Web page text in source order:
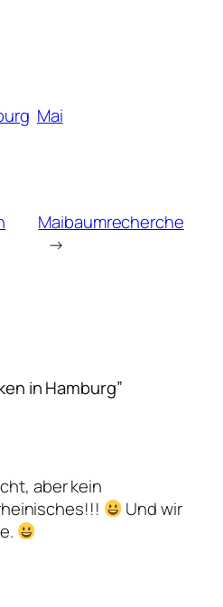
Mai
Maibaumrecherche
→
in Hamburg”
aber kein
Und wir